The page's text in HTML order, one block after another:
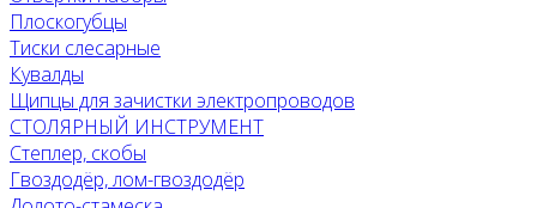
Плоскогубцы
Тиски слесарные
Кувалды
Щипцы для зачистки электропроводов
СТОЛЯРНЫЙ ИНСТРУМЕНТ
Степлер, скобы
Гвоздодёр, лом-гвоздодёр